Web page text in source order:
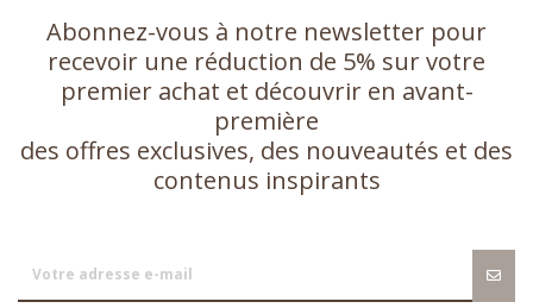
Abonnez-vous à notre newsletter pour
recevoir une réduction de 5% sur votre
premier achat et découvrir en avant-
première
des offres exclusives, des nouveautés et des
contenus inspirants